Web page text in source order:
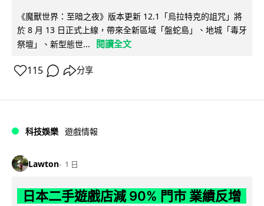
《魔獸世界：至暗之夜》版本更新 12.1「烏拉特克的詛咒」將
於 8 月 13 日正式上線，帶來全新區域「盤蛇島」、地城「毒牙
祭壇」、新型態世...
閱讀全文
115 分享
科技娛樂 遊戲情報
Lawton 1 日
日本二手遊戲店減 90% 門市 業績反增